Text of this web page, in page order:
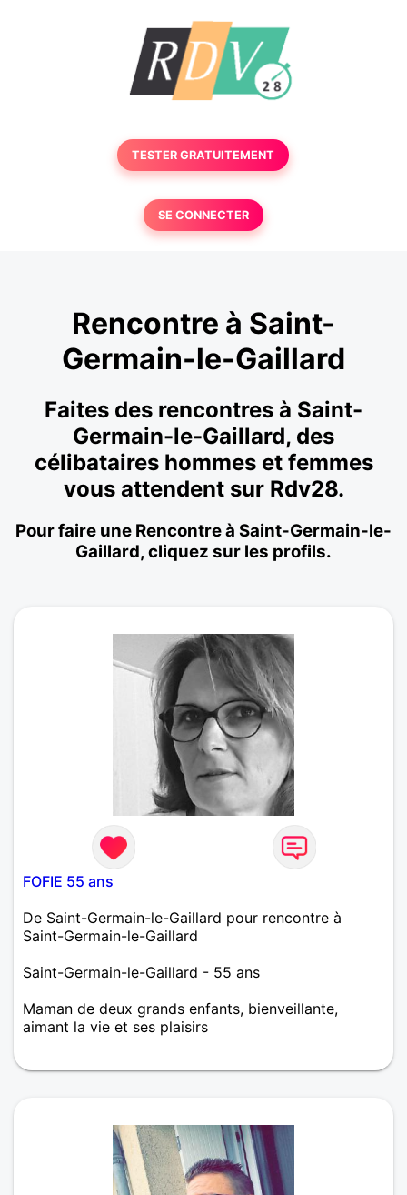
TESTER GRATUITEMENT
SE CONNECTER
Rencontre à Saint-
Germain-le-Gaillard
Faites des rencontres à Saint-
Germain-le-Gaillard, des
célibataires hommes et femmes
vous attendent sur Rdv28.
Pour faire une Rencontre à Saint-Germain-le-
Gaillard, cliquez sur les profils.
FOFIE 55 ans
De Saint-Germain-le-Gaillard pour rencontre à
Saint-Germain-le-Gaillard
Saint-Germain-le-Gaillard - 55 ans
Maman de deux grands enfants, bienveillante,
aimant la vie et ses plaisirs